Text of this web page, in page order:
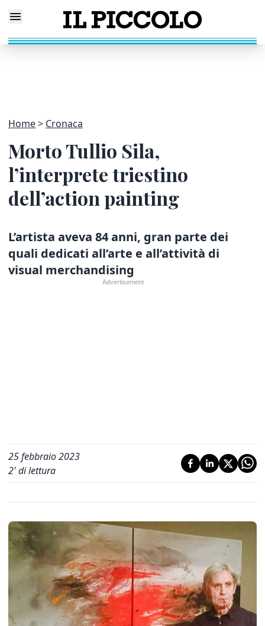
Home Cronaca
Morto Tullio Sila,
l’interprete triestino
dell’action painting
L’artista aveva 84 anni, gran parte dei
quali dedicati all’arte e all’attività di
visual merchandising
25 febbraio 2023
2' di lettura